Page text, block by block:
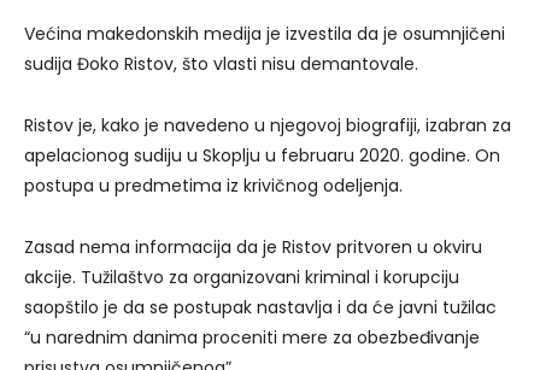
Većina makedonskih medija je izvestila da je osumnjičeni
sudija Đoko Ristov, što vlasti nisu demantovale.
Ristov je, kako je navedeno u njegovoj biografiji, izabran za
apelacionog sudiju u Skoplju u februaru 2020. godine. On
postupa u predmetima iz krivičnog odeljenja.
Zasad nema informacija da je Ristov pritvoren u okviru
akcije. Tužilaštvo za organizovani kriminal i korupciju
saopštilo je da se postupak nastavlja i da će javni tužilac
“u narednim danima proceniti mere za obezbeđivanje